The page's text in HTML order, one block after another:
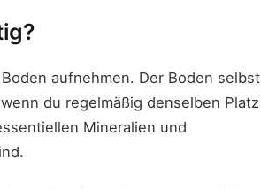
aufnehmen. Der Boden selbst
du regelmäßig denselben Platz
Mineralien und